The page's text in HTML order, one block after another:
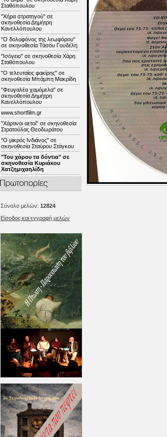
Σταθόπουλου
"Χήρα στρατηγού" σε
σκηνοθεσία Δημήτρη
Κανελλόπουλου
"Ο δολοφόνος της λεωφόρου"
σε σκηνοθεσία Τάσου Γουδέλη
"Ισόγειο" σε σκηνοθεσία Χάρη
Σταθόπουλου
"Ο τελευταίος φακίρης" σε
σκηνοθεσία Μπάμπη Μακρίδη
"Φευγαλέα χαμόμελα" σε
σκηνοθεσία Δημήτρη
Κανελλόπουλου
www.shortfilm.gr
"Χάρτινοι αετοί" σε σκηνοθεσία
Στρατούλας Θεοδωράτου
"Ο μικρός Ινδιάνος" σε
σκηνοθεσία Σταύρου Στάγκου
"Του χάρου τα δόντια" σε
σκηνοθεσία Κυριάκου
Χατζημιχαηλίδη
Σύνολο μελών: 12824
Είσοδος και εγγραφή μελών